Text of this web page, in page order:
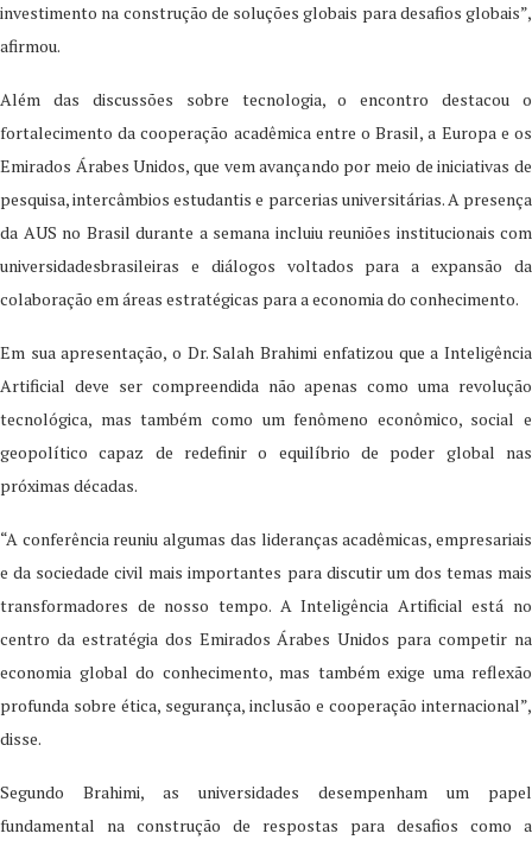
investimento na construção de soluções globais para desafios globais”,
afirmou.
Além das discussões sobre tecnologia, o encontro destacou o
fortalecimento da cooperação acadêmica entre o Brasil, a Europa e os
Emirados Árabes Unidos, que vem avançando por meio de iniciativas de
pesquisa, intercâmbios estudantis e parcerias universitárias. A presença
da AUS no Brasil durante a semana incluiu reuniões institucionais com
universidadesbrasileiras e diálogos voltados para a expansão da
colaboração em áreas estratégicas para a economia do conhecimento.
Em sua apresentação, o Dr. Salah Brahimi enfatizou que a Inteligência
Artificial deve ser compreendida não apenas como uma revolução
tecnológica, mas também como um fenômeno econômico, social e
geopolítico capaz de redefinir o equilíbrio de poder global nas
próximas décadas.
“A conferência reuniu algumas das lideranças acadêmicas, empresariais
e da sociedade civil mais importantes para discutir um dos temas mais
transformadores de nosso tempo. A Inteligência Artificial está no
centro da estratégia dos Emirados Árabes Unidos para competir na
economia global do conhecimento, mas também exige uma reflexão
profunda sobre ética, segurança, inclusão e cooperação internacional”,
disse.
Segundo Brahimi, as universidades desempenham um papel
fundamental na construção de respostas para desafios como a